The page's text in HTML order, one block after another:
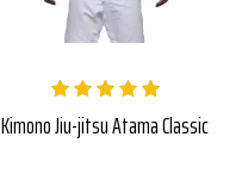
Kimono Jiu-jitsu Atama Classic